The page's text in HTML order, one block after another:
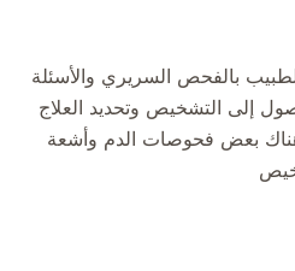
بالفحص السريري والأسئلة
إلى التشخيص وتحديد العلاج
هناك بعض فحوصات الدم وأشعة